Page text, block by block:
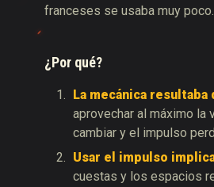
franceses se usaba muy poco.
¿Por qué?
La mecánica
aprovechar al máximo la
cambiar y el impulso
Usar el impulso
cuestas y los espacios